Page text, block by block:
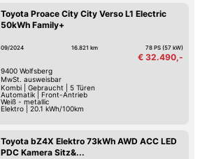
Toyota Proace City City Verso L1 Electric
50kWh Family+
09/2024 16.821 km 78 PS (57 kW)
€ 32.490,-
9400 Wolfsberg
MwSt. ausweisbar
Kombi| Gebraucht
5 Türen
Automatik| Front-Antrieb
Weiß - metallic
Elektro
20.1 kWh/100km
Toyota bZ4X Elektro 73kWh AWD ACC LED
PDC Kamera Sitz&...